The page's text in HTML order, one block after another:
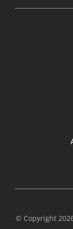
© Copyright